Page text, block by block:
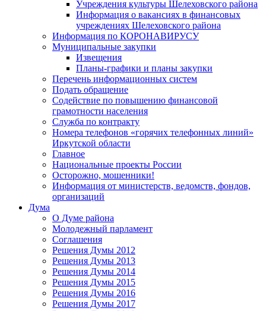
Учреждения культуры Шелеховского района
Информация о вакансиях в финансовых
учреждениях Шелеховского района
Информация по КОРОНАВИРУСУ
Муниципальные закупки
Извещения
Планы-графики и планы закупки
Перечень информационных систем
Подать обращение
Содействие по повышению финансовой
грамотности населения
Служба по контракту
Номера телефонов «горячих телефонных линий»
Иркутской области
Главное
Национальные проекты России
Осторожно, мошенники!
Информация от министерств, ведомств, фондов,
организаций
Дума
О Думе района
Молодежный парламент
Соглашения
Решения Думы 2012
Решения Думы 2013
Решения Думы 2014
Решения Думы 2015
Решения Думы 2016
Решения Думы 2017